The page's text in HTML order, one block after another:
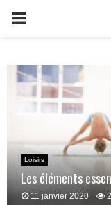
PRIMARY
Loisirs
Les éléments
11 janvier 2020